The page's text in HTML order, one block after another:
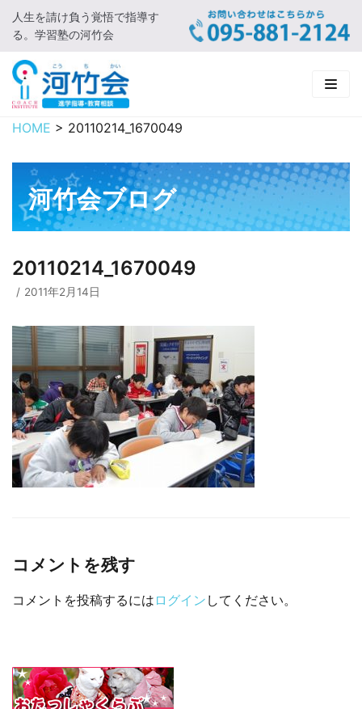
コ
ン
テ
ン
ツ
に
キ
プ
人生を請け負う覚悟で指導す
る。学習塾の河竹会
HOME
新着情報
□ お知らせ
河竹会について
□ 河竹会について
□ よくあるご質問
□ 小学部
□ 有料体験指導
実 績
□ 2019年合格体験記
HOME > 20110214_1670049
河竹会ブログ
20110214_1670049
2011年2月14日
コメントを残す
コメントを投稿するには ログイン してください。